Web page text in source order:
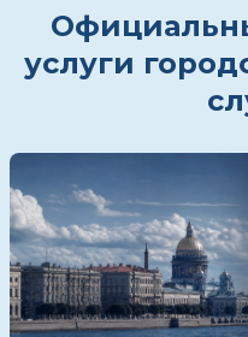
услуги